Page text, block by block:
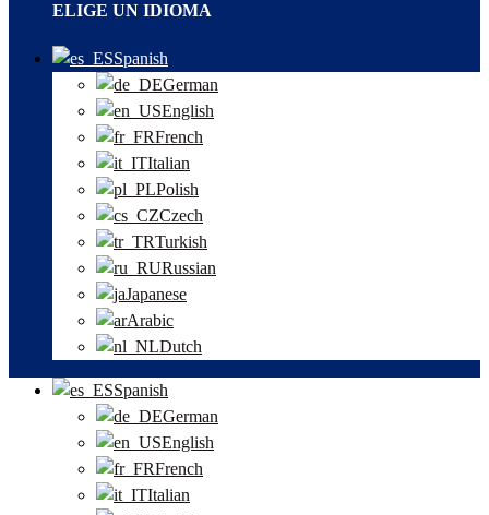
ELIGE UN IDIOMA
Spanish
German
English
French
Italian
Polish
Czech
Turkish
Russian
Japanese
Arabic
Dutch
Spanish
German
English
French
Italian